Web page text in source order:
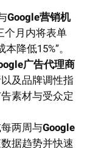
Google营销机
个月内将表单
降低15%”。
广告代理商
及品牌调性指
素材与受众定
两周与Google
据趋势并快速